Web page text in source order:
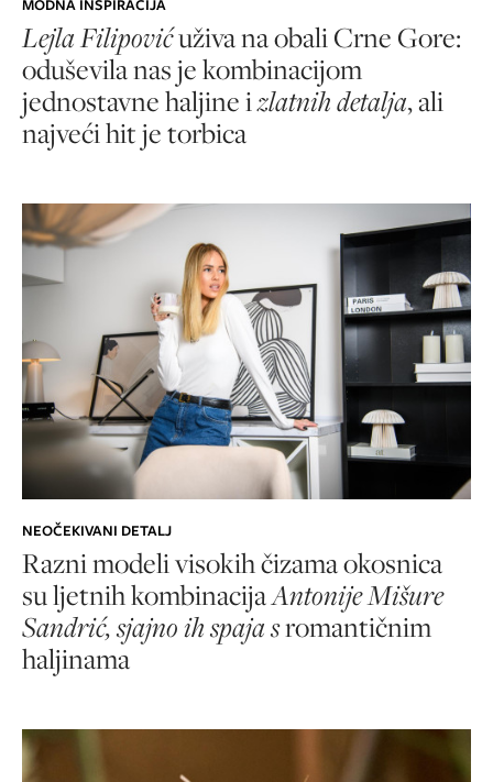
MODNA INSPIRACIJA
Lejla Filipovićuživa na obali Crne Gore:
oduševila nas je kombinacijom
jednostavne haljine izlatnih detalja, ali
najveći hit je torbica
NEOČEKIVANI DETALJ
Razni modeli visokih čizama okosnica
su ljetnih kombinacijaAntonije Mišure
Sandrić, sjajno ih spaja sromantičnim
haljinama